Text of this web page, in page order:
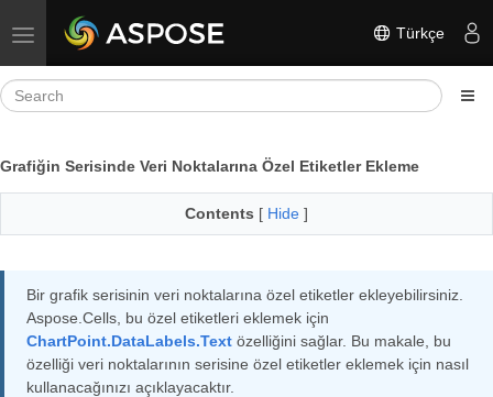
Toggle navigation Türkçe
Grafiğin Serisinde Veri Noktalarına Özel Etiketler Ekleme
Contents [ Hide ]
Bir grafik serisinin veri noktalarına özel etiketler ekleyebilirsiniz.
Aspose.Cells, bu özel etiketleri eklemek için
ChartPoint.DataLabels.Text özelliğini sağlar. Bu makale, bu
özelliği veri noktalarının serisine özel etiketler eklemek için nasıl
kullanacağınızı açıklayacaktır.